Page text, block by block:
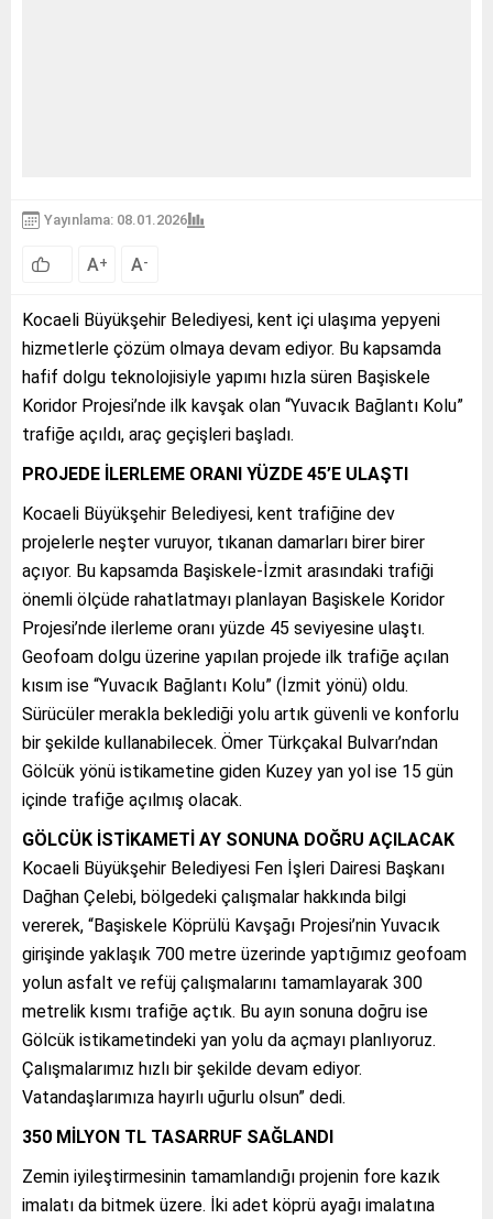
Yayınlama: 08.01.2026
A+ A-
Kocaeli Büyükşehir Belediyesi, kent içi ulaşıma yepyeni
hizmetlerle çözüm olmaya devam ediyor. Bu kapsamda
hafif dolgu teknolojisiyle yapımı hızla süren Başiskele
Koridor Projesi’nde ilk kavşak olan “Yuvacık Bağlantı Kolu”
trafiğe açıldı, araç geçişleri başladı.
PROJEDE İLERLEME ORANI YÜZDE 45’E ULAŞTI
Kocaeli Büyükşehir Belediyesi, kent trafiğine dev
projelerle neşter vuruyor, tıkanan damarları birer birer
açıyor. Bu kapsamda Başiskele-İzmit arasındaki trafiği
önemli ölçüde rahatlatmayı planlayan Başiskele Koridor
Projesi’nde ilerleme oranı yüzde 45 seviyesine ulaştı.
Geofoam dolgu üzerine yapılan projede ilk trafiğe açılan
kısım ise “Yuvacık Bağlantı Kolu” (İzmit yönü) oldu.
Sürücüler merakla beklediği yolu artık güvenli ve konforlu
bir şekilde kullanabilecek. Ömer Türkçakal Bulvarı’ndan
Gölcük yönü istikametine giden Kuzey yan yol ise 15 gün
içinde trafiğe açılmış olacak.
GÖLCÜK İSTİKAMETİ AY SONUNA DOĞRU AÇILACAK
Kocaeli Büyükşehir Belediyesi Fen İşleri Dairesi Başkanı
Dağhan Çelebi, bölgedeki çalışmalar hakkında bilgi
vererek, “Başiskele Köprülü Kavşağı Projesi’nin Yuvacık
girişinde yaklaşık 700 metre üzerinde yaptığımız geofoam
yolun asfalt ve refüj çalışmalarını tamamlayarak 300
metrelik kısmı trafiğe açtık. Bu ayın sonuna doğru ise
Gölcük istikametindeki yan yolu da açmayı planlıyoruz.
Çalışmalarımız hızlı bir şekilde devam ediyor.
Vatandaşlarımıza hayırlı uğurlu olsun” dedi.
350 MİLYON TL TASARRUF SAĞLANDI
Zemin iyileştirmesinin tamamlandığı projenin fore kazık
imalatı da bitmek üzere. İki adet köprü ayağı imalatına